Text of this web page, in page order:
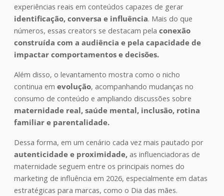
experiências reais em conteúdos capazes de gerar
identificação, conversa e influência. Mais do que
números, essas creators se destacam pela conexão
construída com a audiência e pela capacidade de
impactar comportamentos e decisões.
Além disso, o levantamento mostra como o nicho
continua em evolução, acompanhando mudanças no
consumo de conteúdo e ampliando discussões sobre
maternidade real, saúde mental, inclusão, rotina
familiar e parentalidade.
Dessa forma, em um cenário cada vez mais pautado por
autenticidade e proximidade,as influenciadoras de
maternidade seguem entre os principais nomes do
marketing de influência em 2026, especialmente em datas
estratégicas para marcas, como o Dia das mães.